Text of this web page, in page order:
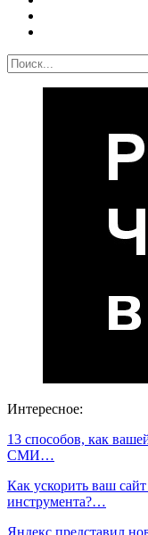
Интересное:
13 способов, как
СМИ…
Как ускорить ваш
инструмента?…
Яндекс представил